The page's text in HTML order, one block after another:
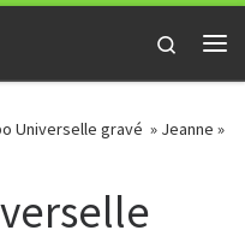
Search
Universelle gravé » Jeanne »